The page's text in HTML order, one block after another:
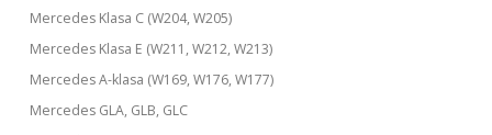
Mercedes Klasa C (W204, W205)
Mercedes Klasa E (W211, W212, W213)
Mercedes A-klasa (W169, W176, W177)
Mercedes GLA, GLB, GLC